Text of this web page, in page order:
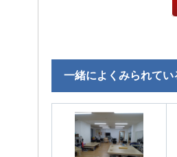
一緒によくみられてい